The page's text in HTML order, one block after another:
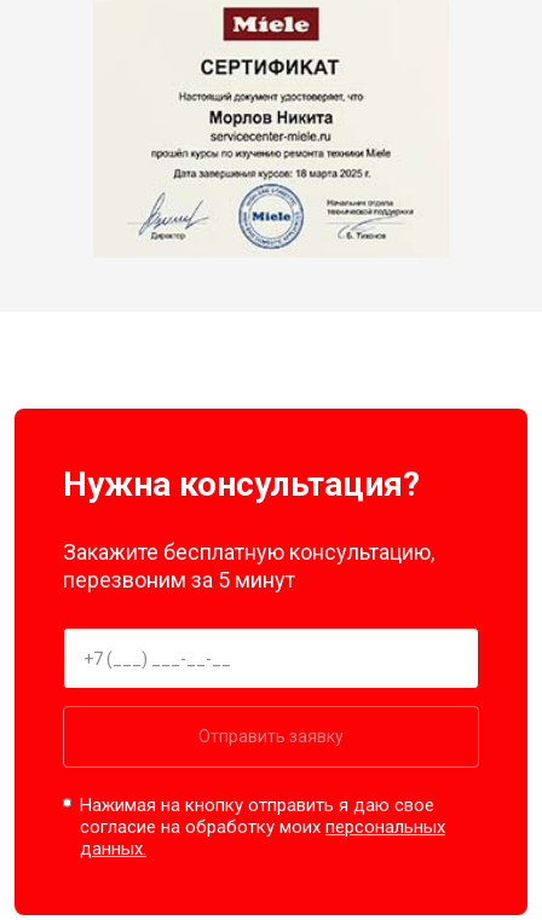
Нужна консультация?
Закажите бесплатную консультацию,
перезвоним за 5 минут
Отправить заявку
Нажимая на кнопку отправить я даю свое
согласие на обработку моихперсональных
данных.